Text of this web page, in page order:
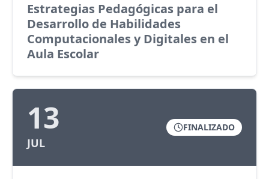
Estrategias Pedagógicas para el
Desarrollo de Habilidades
Computacionales y Digitales en el
Aula Escolar
13
JUL
FINALIZADO